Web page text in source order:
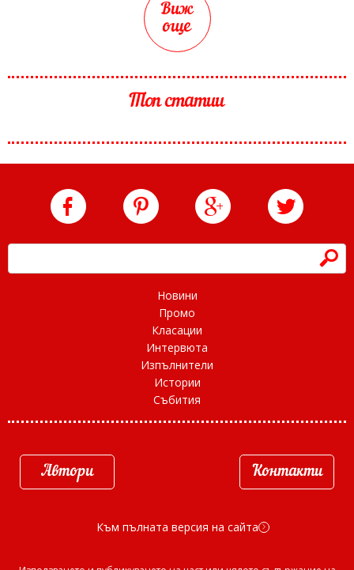
Виж
още
Топ статии
h
Новини
Промо
Класации
Интервюта
Изпълнители
Истории
Събития
Автори Контакти
Към пълната версия на сайта d